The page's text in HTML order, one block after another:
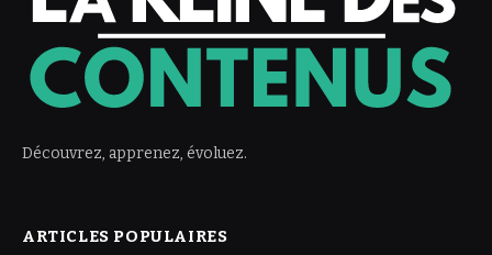
Découvrez, apprenez, évoluez.
ARTICLES POPULAIRES